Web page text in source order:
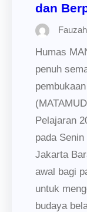
dan
Humas
penuh
Pelajaran
pada
Jakarta
awal bagi
untuk
budaya